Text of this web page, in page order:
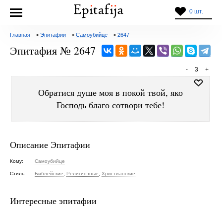
0 шт.
Главная --> Эпитафии --> Самоубийце --> 2647
Эпитафия № 2647
+
3
-
Обратися душе моя в покой твой, яко
Господь благо сотвори тебе!
Описание Эпитафии
Кому: Самоубийце
Стиль: Библейские Религиозные Христианские
Интересные эпитафии